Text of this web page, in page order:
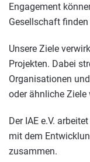
Engagement
Gesellschaft
Unsere Ziele
Projekten. Dabei
Or­ga­ni­sa­tio­nen
oder ähnliche Ziele
Der IAE e.V.
mit dem
zusammen.